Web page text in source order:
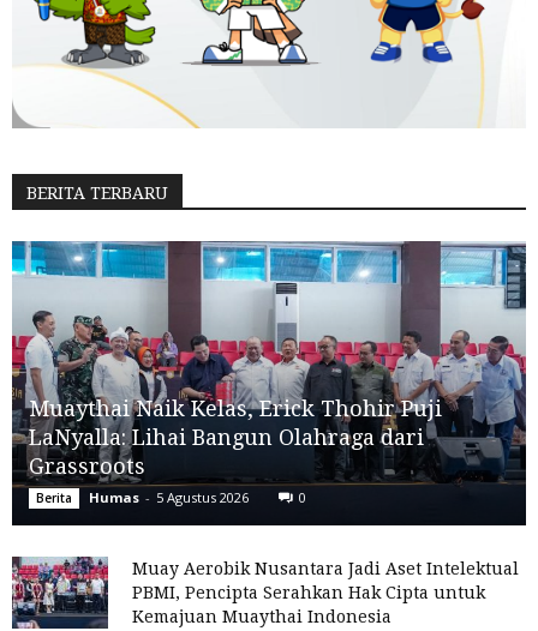
BERITA TERBARU
Muaythai Naik Kelas, Erick Thohir Puji
LaNyalla: Lihai Bangun Olahraga dari
Grassroots
Berita Humas - 5 Agustus 2026 0
Muay Aerobik Nusantara Jadi Aset Intelektual
PBMI, Pencipta Serahkan Hak Cipta untuk
Kemajuan Muaythai Indonesia